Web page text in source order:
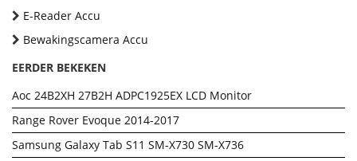
E-Reader Accu
Bewakingscamera Accu
EERDER BEKEKEN
Aoc 24B2XH 27B2H ADPC1925EX LCD Monitor
Range Rover Evoque 2014-2017
Samsung Galaxy Tab S11 SM-X730 SM-X736